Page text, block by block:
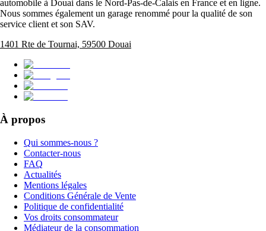
automobile à Douai dans le Nord-Pas-de-Calais en France et en ligne.
Nous sommes également un garage renommé pour la qualité de son
service client et son SAV.
1401 Rte de Tournai, 59500 Douai
À propos
Qui sommes-nous ?
Contacter-nous
FAQ
Actualités
Mentions légales
Conditions Générale de Vente
Politique de confidentialité
Vos droits consommateur
Médiateur de la consommation